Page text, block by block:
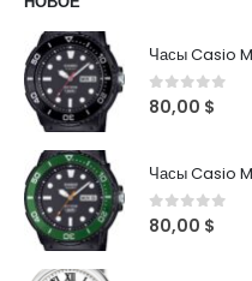
Часы Casio
0out of 5
80,00 $
Часы Casio
0out of 5
80,00 $